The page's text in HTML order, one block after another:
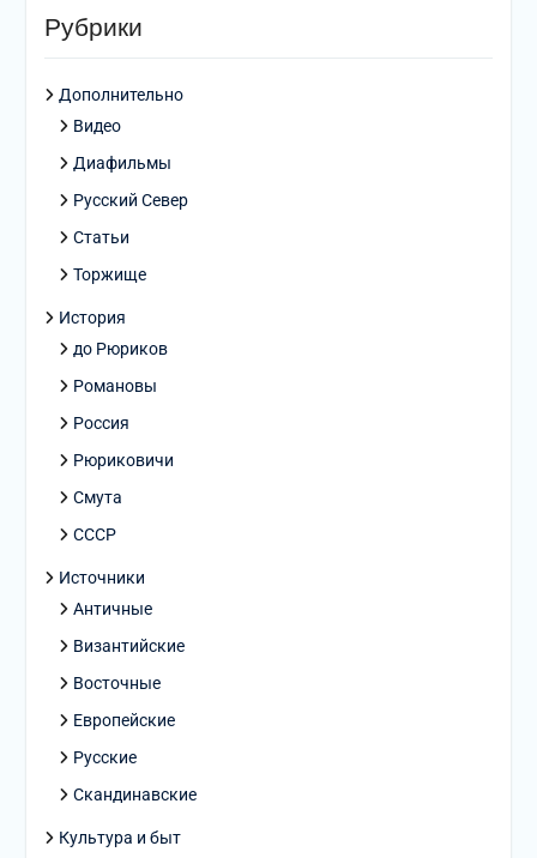
Рубрики
Дополнительно
Видео
Диафильмы
Русский Север
Статьи
Торжище
История
до Рюриков
Романовы
Россия
Рюриковичи
Смута
СССР
Источники
Античные
Византийские
Восточные
Европейские
Русские
Скандинавские
Культура и быт